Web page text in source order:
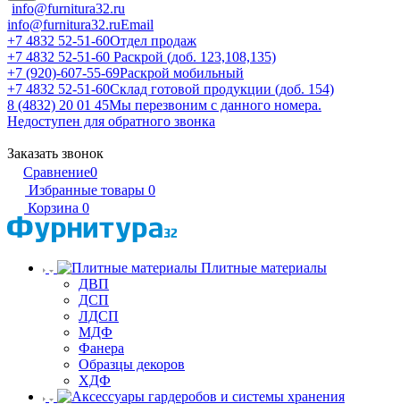
info@furnitura32.ru
info@furnitura32.ruEmail
+7 4832 52-51-60Отдел продаж
+7 4832 52-51-60 Раскрой (доб. 123,108,135)
+7 (920)-607-55-69Раскрой мобильный
+7 4832 52-51-60Склад готовой продукции (доб. 154)
8 (4832) 20 01 45Мы перезвоним с данного номера.
Недоступен для обратного звонка
Заказать звонок
Сравнение0
Избранные товары 0
Корзина 0
Плитные материалы
ДВП
ДСП
ЛДСП
МДФ
Фанера
Образцы декоров
ХДФ